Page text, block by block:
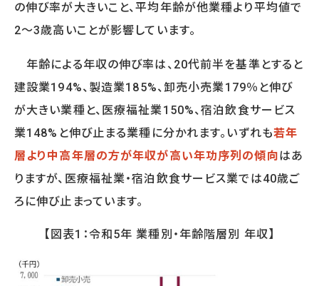
CONTACT
資料請求をご希望の方は
TEL.03-5213-3931
BOOKS
の伸び率が大きいこと、平均年齢が他業種より平均値で
2～3歳高いことが影響しています。
年齢による年収の伸び率は、20代前半を基準とすると
建設業194%、製造業185%、卸売小売業179％と伸び
が大きい業種と、医療福祉業150%、宿泊飲食サービス
業148%と伸び止まる業種に分かれます。いずれも若年
層より中高年層の方が年収が高い年功序列の傾向はあ
りますが、医療福祉業・宿泊飲食サービス業では40歳ご
ろに伸び止まっています。
【図表1：令和5年 業種別・年齢階層別 年収】